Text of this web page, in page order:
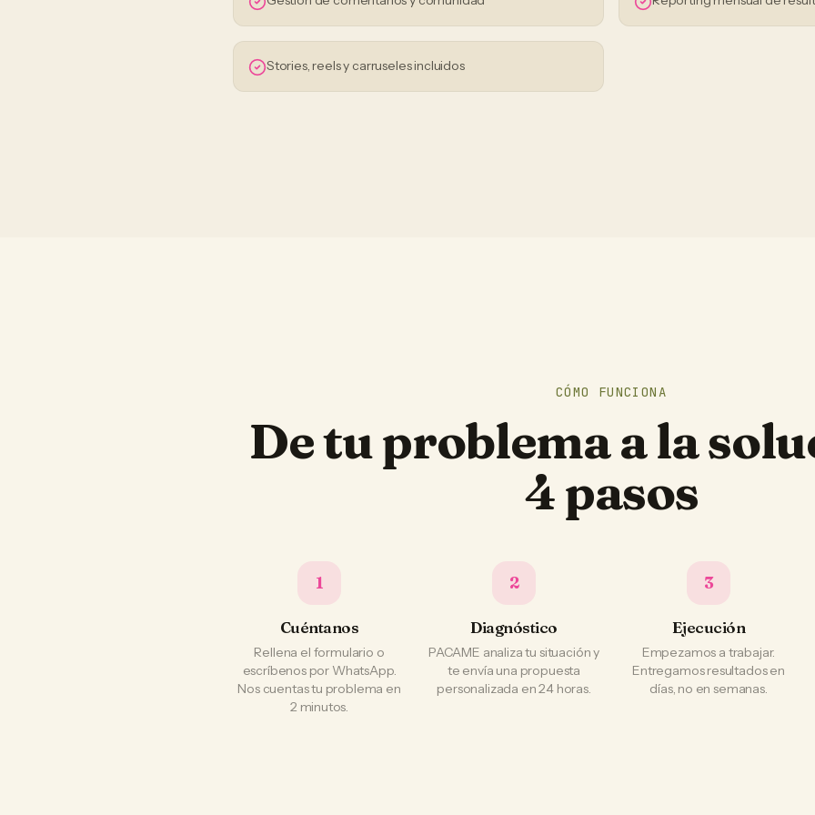
Stories, reels y carruseles incluidos
CÓMO FUNCIONA
De tu problema a la
4 pasos
1
Cuéntanos
Rellena el formulario o
escríbenos por WhatsApp.
Nos cuentas tu problema en
2 minutos.
2
Diagnóstico
PACAME analiza tu situación y
te envía una propuesta
personalizada en 24 horas.
3
Ejecución
Empezamos a trabajar.
Entregamos resultados en
días, no en semanas.